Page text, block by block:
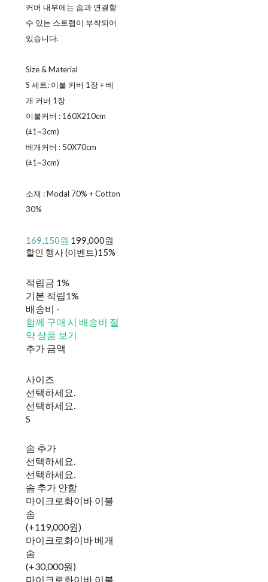
커버 내부에는 솜과 연결할
수 있는 스트랩이 부착되어
있습니다.
Size & Material
S 세트: 이불 커버 1장 + 베
개 커버 1장
이불커버 : 160X210cm
(±1~3cm)
베개커버 : 50X70cm
(±1~3cm)
소재 : Modal 70% + Cotton
30%
169,150원 199,000원
할인 행사 (이벤트)15%
적립금 1%
기본 적립1%
배송비 -
함께 구매 시 배송비 절
약 상품 보기
추가 금액
사이즈
선택하세요.
선택하세요.
S
솜 추가
선택하세요.
선택하세요.
솜 추가 안함
마이크로화이바 이불
솜
(+119,000원)
마이크로화이바 베개
솜
(+30,000원)
마이크로화이바 이불